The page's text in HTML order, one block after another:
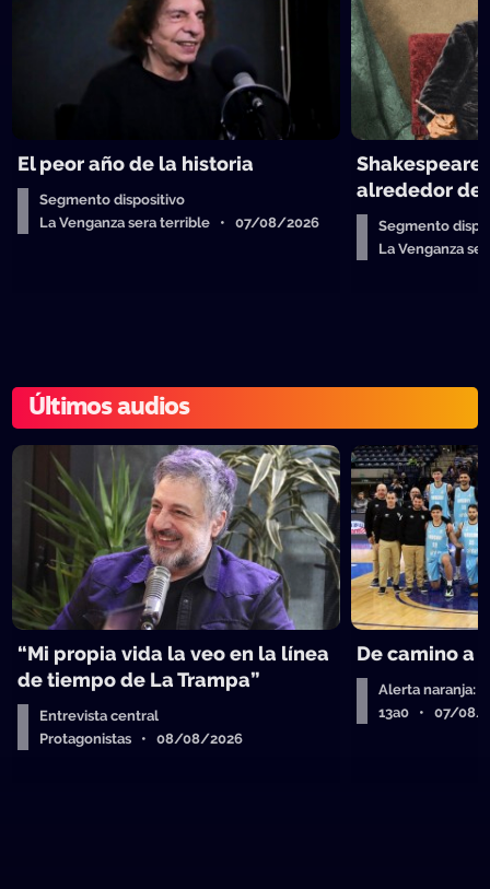
El peor año de la historia
Segmento dispositivo
La Venganza sera terrible • 07/08/2026
Shakespeare
alrededor de
Segmento
La Venganza
Últimos audios
“Mi propia vida la veo en la línea
de tiempo de La Trampa”
Entrevista central
Protagonistas • 08/08/2026
De camino a
Alerta naranja:
13a0 • 07/08/